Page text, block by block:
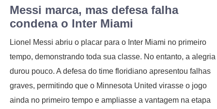
Messi marca, mas defesa falha
condena o Inter Miami
Lionel Messi abriu o placar para o Inter Miami no primeiro
tempo, demonstrando toda sua classe. No entanto, a alegria
durou pouco. A defesa do time floridiano apresentou falhas
graves, permitindo que o Minnesota United virasse o jogo
ainda no primeiro tempo e ampliasse a vantagem na etapa